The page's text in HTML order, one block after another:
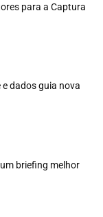
para a Captura
dados guia nova
briefing melhor